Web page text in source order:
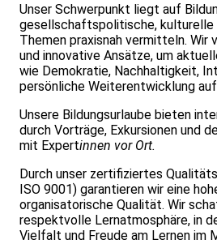
Unser Schwerpunkt liegt auf
gesellschaftspolitische, kulturelle
Themen praxisnah vermitteln. Wir
und innovative Ansätze, um
wie Demokratie, Nachhaltigkeit,
persönliche Weiterentwicklung
Unsere Bildungsurlaube bieten
durch Vorträge, Exkursionen und
mit Expertinnen vor Ort.
Durch unser zertifiziertes
ISO 9001) garantieren wir eine
organisatorische Qualität. Wir
respektvolle Lernatmosphäre, in
Vielfalt und Freude am Lernen im